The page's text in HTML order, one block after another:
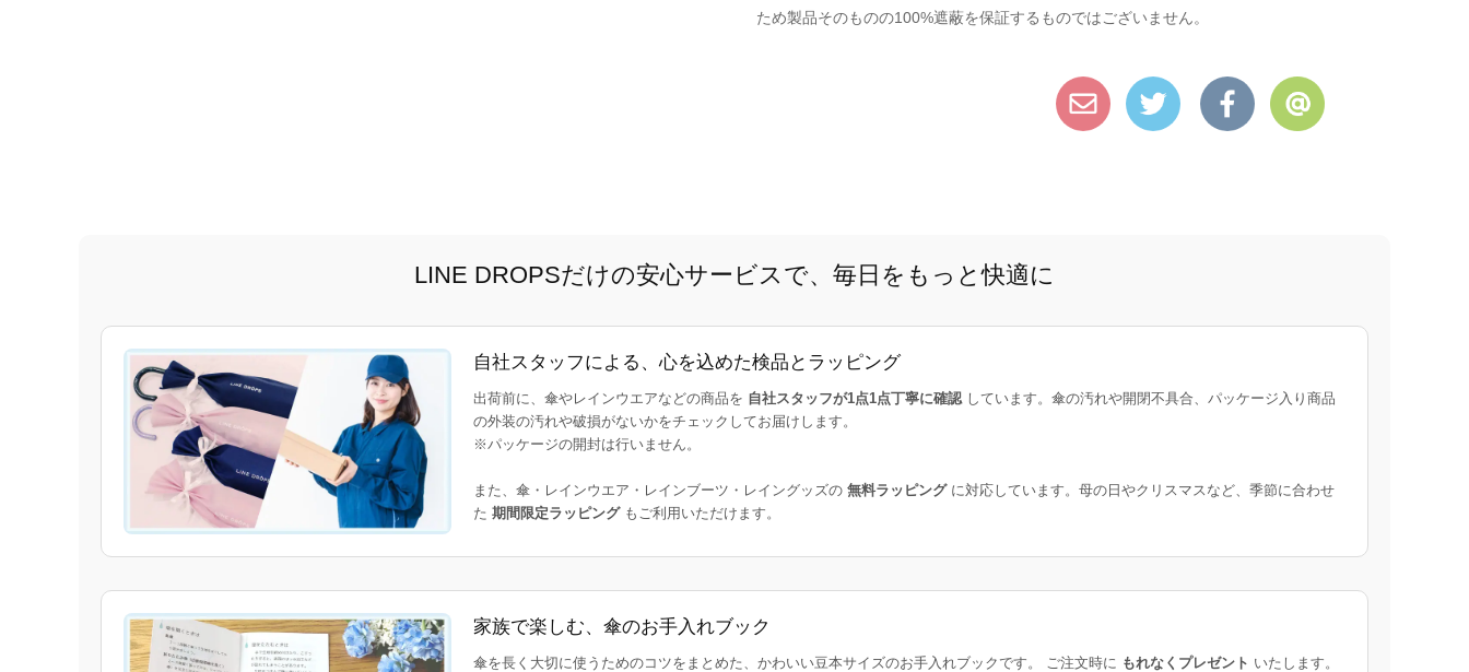
ため製品そのものの100%遮蔽を保証するものではございません。
LINE DROPSだけの安心サービスで、毎日をもっと快適に
自社スタッフによる、心を込めた検品とラッピング
出荷前に、傘やレインウエアなどの商品を 自社スタッフが1点1点丁寧に確認しています。傘の汚れや開閉不具合、パッケージ入り商品
の外装の汚れや破損がないかをチェックしてお届けします。
※パッケージの開封は行いません。
また、傘・レインウエア・レインブーツ・レイングッズの 無料ラッピングに対応しています。母の日やクリスマスなど、季節に合わせ
た 期間限定ラッピングもご利用いただけます。
家族で楽しむ、傘のお手入れブック
傘を長く大切に使うためのコツをまとめた、かわいい豆本サイズのお手入れブックです。 ご注文時に もれなくプレゼント いたします。